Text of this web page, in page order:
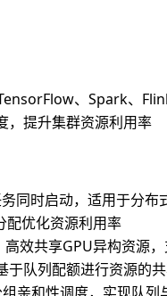
、Spark、
，提升集群资源利用率
同时启动，适用于分布
配优化资源利用率
高效共享GPU异构资源
于队列配额进行资源的